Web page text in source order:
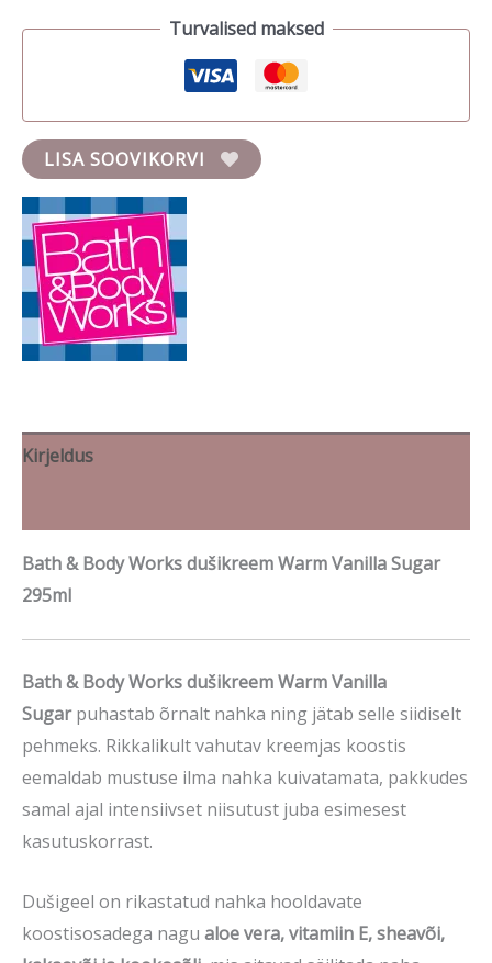
Turvalised maksed
LISA SOOVIKORVI
Kirjeldus
Bath & Body Works dušikreem Warm Vanilla Sugar
295ml
Bath & Body Works dušikreem Warm Vanilla
Sugarpuhastab õrnalt nahka ning jätab selle siidiselt
pehmeks. Rikkalikult vahutav kreemjas koostis
eemaldab mustuse ilma nahka kuivatamata, pakkudes
samal ajal intensiivset niisutust juba esimesest
kasutuskorrast.
Dušigeel on rikastatud nahka hooldavate
koostisosadega nagu aloe vera, vitamiin E, sheavõi,